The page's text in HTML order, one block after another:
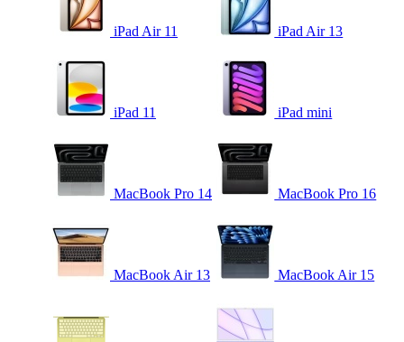
iPad Air 11 iPad Air 13
iPad 11 iPad mini
MacBook Pro 14 MacBook Pro 16
MacBook Air 13 MacBook Air 15